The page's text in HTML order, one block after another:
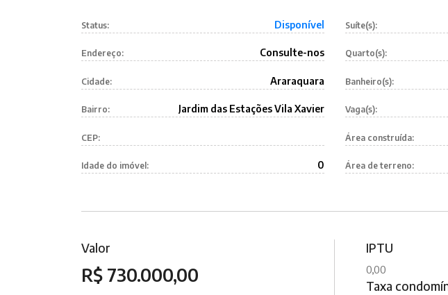
Status: Disponível
Endereço: Consulte-nos
Cidade: Araraquara
Bairro: Jardim das Estações Vila Xavier
CEP:
Idade do imóvel: 0
Suíte(s):
Quarto(s):
Banheiro(s):
Vaga(s):
Área construída:
Área de terreno:
Valor
R$ 730.000,00
IPTU
0,00
Taxa